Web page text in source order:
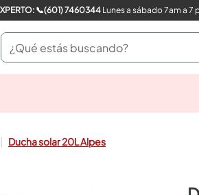
COMPRA CON UN EXPERTO: 📞(601) 7460344Lunes a sábado 7am a 7
¿Qué estás buscando?
Ducha solar 20L Alpes
closet
sanitarios